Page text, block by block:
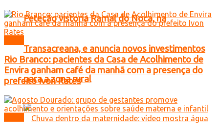
Petecão vistoria Ramal do Noca, na
Transacreana, e anuncia novos investimentos
para a zona rural
Rio Branco: pacientes da Casa de Acolhimento de
Envira ganham café da manhã com a presença do
prefeito Ivon Rates